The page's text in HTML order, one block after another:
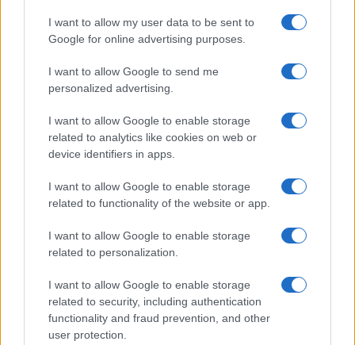
I want to allow my user data to be sent to
Google for online advertising purposes.
I want to allow Google to send me
personalized advertising.
I want to allow Google to enable storage
related to analytics like cookies on web or
device identifiers in apps.
I want to allow Google to enable storage
related to functionality of the website or app.
I want to allow Google to enable storage
related to personalization.
I want to allow Google to enable storage
related to security, including authentication
functionality and fraud prevention, and other
user protection.
EUR/JPY daalt 1,58%: valuta en crypto in een week van
terugtrekking
Sanne De Vries · 3 aug 2026
Naam
Eureka Bridged PAX Gold (Terra
(PAXG)
$4,205.78